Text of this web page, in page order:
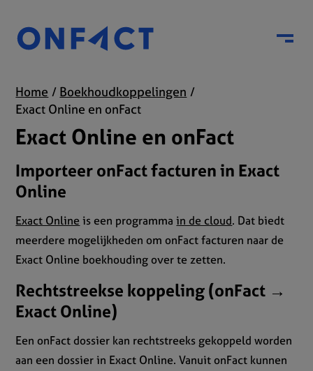
Menu
Home
Boekhoudkoppelingen
Exact Online en onFact
Exact Online en onFact
Importeer onFact facturen in Exact
Online
Exact Online is een programmain de cloud. Dat biedt
meerdere mogelijkheden om onFact facturen naar de
Exact Online boekhouding over te zetten.
Rechtstreekse koppeling (onFact →
Exact Online)
Een onFact dossier kan rechtstreeks gekoppeld worden
aan een dossier in Exact Online. Vanuit onFact kunnen